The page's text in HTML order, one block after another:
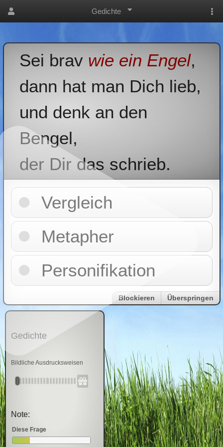
Gedichte
Sei brav wie ein Engel,
dann hat man Dich lieb,
und denk an den
Bengel,
der Dir das schrieb.
Vergleich
Metapher
Personifikation
Blockieren Überspringen
Gedichte
Bildliche Ausdrucksweisen
Note:
Diese Frage